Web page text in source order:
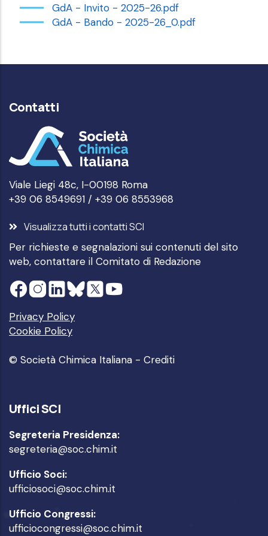
GdA - Invito - 2025-26.pdf
GdA - Bando - 2025-26_0.pdf
Contatti
Viale Liegi 48c, I-00198 Roma
+39 06 8549691 / +39 06 8553968
Visualizza tutti i contatti SCI
Per richieste e segnalazioni sui contenuti del sito
web, contattare il Comitato di Redazione
Privacy Policy
Cookie Policy
© Società Chimica Italiana - Crediti
Uffici SCI
Segreteria Presidenza:
segreteria@soc.chim.it
Ufficio Soci:
ufficiosoci@soc.chim.it
Ufficio Congressi:
ufficiocongressi@soc.chim.it